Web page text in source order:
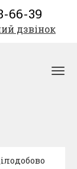
66-39
дзвінок